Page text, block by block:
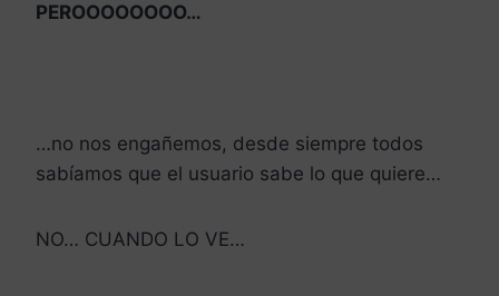
PEROOOOOOOO…
…no nos engañemos, desde siempre todos
sabíamos que el usuario sabe lo que quiere…
​NO… CUANDO LO VE…